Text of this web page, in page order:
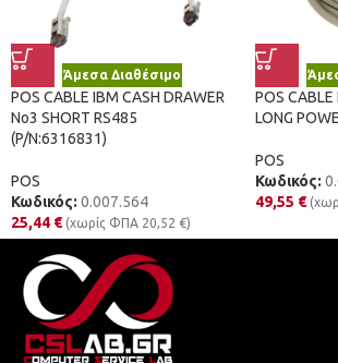
Άμεσα Διαθέσιμο
POS CABLE IBM CASH DRAWER
No3 SHORT RS485
(P/N:6316831)
POS
Κωδικός: 0.007.564
25,44 € (χωρίς ΦΠΑ 20,52 €)
POS
LONG
POS
Κωδικός:
49,55 €